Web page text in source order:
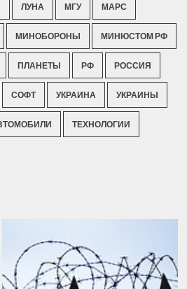
ЛУНА МГУ МАРС
МИНОБОРОНЫ МИНЮСТОМ РФ
ПЛАНЕТЫ РФ РОССИЯ
СОФТ УКРАИНА УКРАИНЫ
ТЕХНОЛОГИИ